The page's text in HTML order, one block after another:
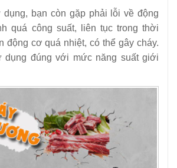
dụng, bạn còn gặp phải lỗi về động
quá công suất, liên tục trong thời
động cơ quá nhiệt, có thể gây cháy.
dụng đúng với mức năng suất giới